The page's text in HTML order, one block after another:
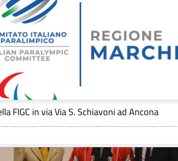
FIGC in via Via S. Schiavoni ad Ancona